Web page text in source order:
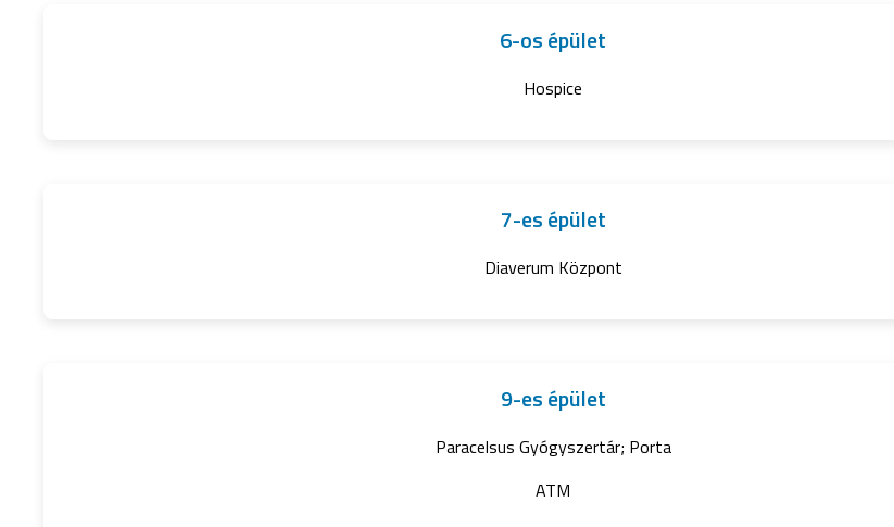
6-os épület
Hospice
7-es épület
Diaverum Központ
9-es épület
Paracelsus Gyógyszertár; Porta
ATM